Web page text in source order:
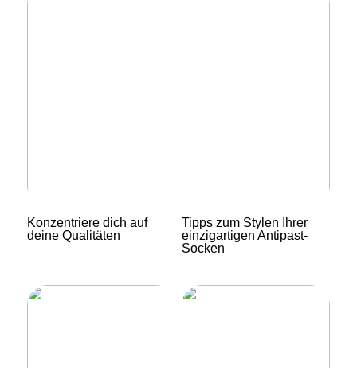
Konzentriere dich auf
deine Qualitäten
Tipps zum Stylen Ihrer
einzigartigen Antipast-
Socken